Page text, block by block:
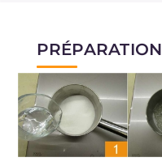
PRÉPARATION